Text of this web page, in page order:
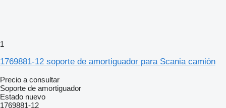
1
1769881-12 soporte de amortiguador para Scania camión
Precio a consultar
Soporte de amortiguador
Estado nuevo
1769881-12